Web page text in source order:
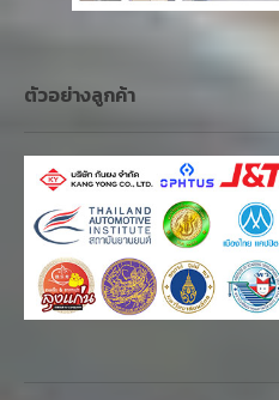
ตัวอย่างลูกค้า